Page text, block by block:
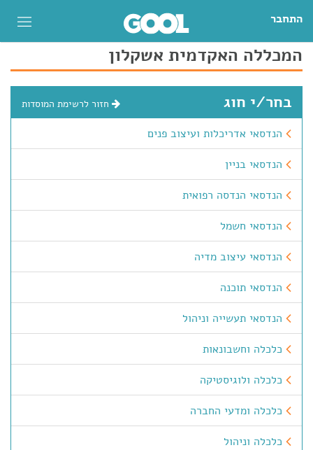
התחבר
המכללה האקדמית אשקלון
בחר/י חוג חזור לרשימת המוסדות
הנדסאי אדריכלות ועיצוב פנים
הנדסאי בניין
הנדסאי הנדסה רפואית
הנדסאי חשמל
הנדסאי עיצוב מדיה
הנדסאי תוכנה
הנדסאי תעשייה וניהול
כלכלה וחשבונאות
כלכלה ולוגיסטיקה
כלכלה ומדעי החברה
כלכלה וניהול